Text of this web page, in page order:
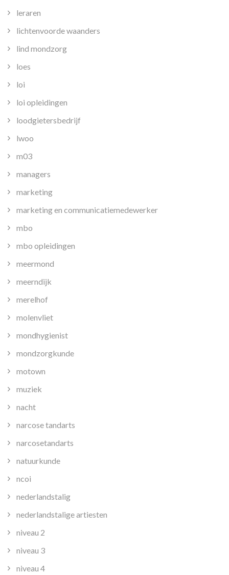
leraren
lichtenvoorde waanders
lind mondzorg
loes
loi
loi opleidingen
loodgietersbedrijf
lwoo
m03
managers
marketing
marketing en communicatiemedewerker
mbo
mbo opleidingen
meermond
meerndijk
merelhof
molenvliet
mondhygienist
mondzorgkunde
motown
muziek
nacht
narcose tandarts
narcosetandarts
natuurkunde
ncoi
nederlandstalig
nederlandstalige artiesten
niveau 2
niveau 3
niveau 4